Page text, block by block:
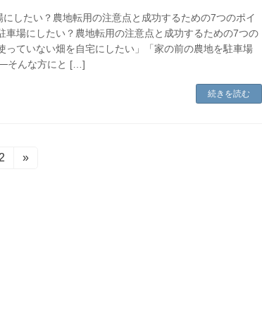
にしたい？農地転用の注意点と成功するための7つのポイ
車場にしたい？農地転用の注意点と成功するための7つの
っていない畑を自宅にしたい」「家の前の農地を駐車場
そんな方にと […]
続きを読む
»